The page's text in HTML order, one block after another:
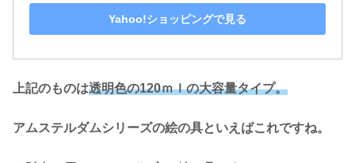
Yahoo!ショッピングで見る
上記のものは透明色の120ｍｌの大容量タイプ。
アムステルダムシリーズの絵の具といえばこれですね。